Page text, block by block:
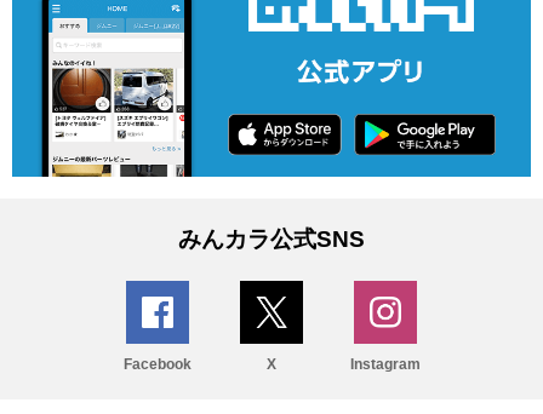
みんカラ公式SNS
Facebook X Instagram